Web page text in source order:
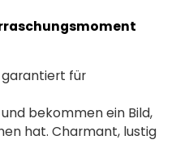
für
bekommen ein Bild,
hat. Charmant, lustig